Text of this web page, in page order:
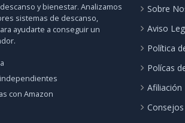
y bienestar. Analizamos
sistemas de descanso,
ayudarte a conseguir un
con Amazon
Sobre
Aviso
Política
Polícas
Afiliación
Consejos